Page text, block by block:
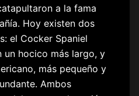
a la fama
Hoy existen dos
el Cocker Spaniel
un hocico más largo, y
más pequeño y
Ambos